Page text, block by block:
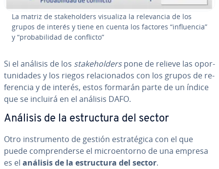
La matriz de sta­keho­l­de­rs visualiza la re­le­va­n­cia de los
grupos de interés y tiene en cuenta los factores “in­flue­n­cia”
y “pro­ba­bi­li­dad de conflicto”
Si el análisis de los sta­keho­l­de­rspone de relieve las opo­r­
tu­ni­da­des y los riegos re­la­cio­na­dos con los grupos de re­
fe­re­n­cia y de interés, estos formarán parte de un índice
que se incluirá en el análisis DAFO.
Análisis de la es­tru­c­tu­ra del sector
Otro in­s­tru­me­n­to de gestión es­tra­té­gi­ca con el que
puede co­m­pre­n­de­r­se el mi­croe­n­to­rno de una empresa
es el análisis de la es­tru­c­tu­ra del sector.